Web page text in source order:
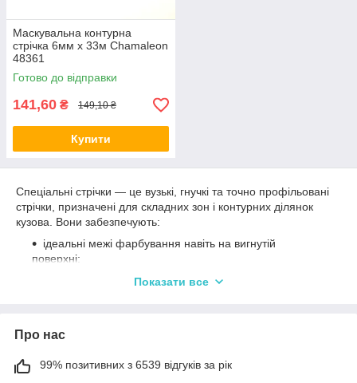
Маскувальна контурна
стрічка 6мм х 33м Chamaleon
48361
Готово до відправки
141,60 ₴ 149,10 ₴
Купити
Спеціальні стрічки — це вузькі, гнучкі та точно профільовані
стрічки, призначені для складних зон і контурних ділянок
кузова. Вони забезпечують:
ідеальні межі фарбування навіть на вигнутій
поверхні;
надійну фіксацію маскувальних матеріалів (паперу,
можливість виконувати професійну роботу без
Контурна стрічка особливо корисна при обробці арок, стиків,
Показати все
Про нас
99% позитивних з 6539 відгуків за рік